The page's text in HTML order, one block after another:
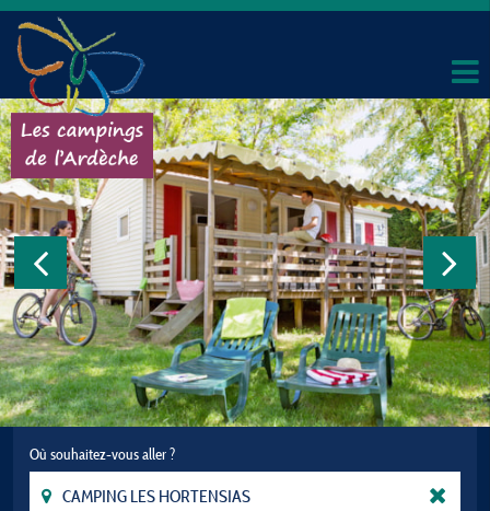
Où souhaitez-vous aller ?